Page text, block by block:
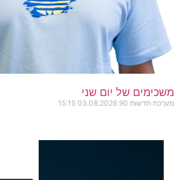
משכימים של יום שני
מערכת חדשות 90 03.08.2026
15:15